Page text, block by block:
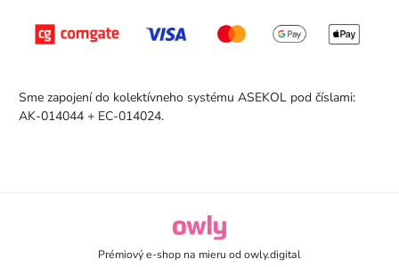
Sme zapojení do kolektívneho systému ASEKOL pod číslami:
AK-014044 + EC-014024.
owly.digital - Logo
Prémiový e-shop na mieru odowly.digital